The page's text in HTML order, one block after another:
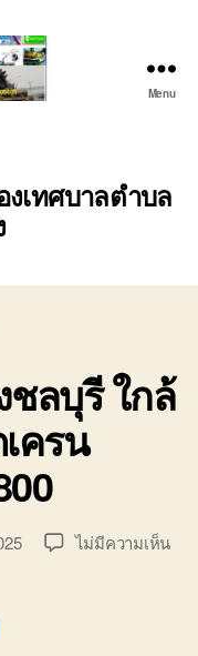
กร
Menu
งเทศบาลตำบล
ลบุรี ใกล้
ครน
ไม่มีความเห็นบน